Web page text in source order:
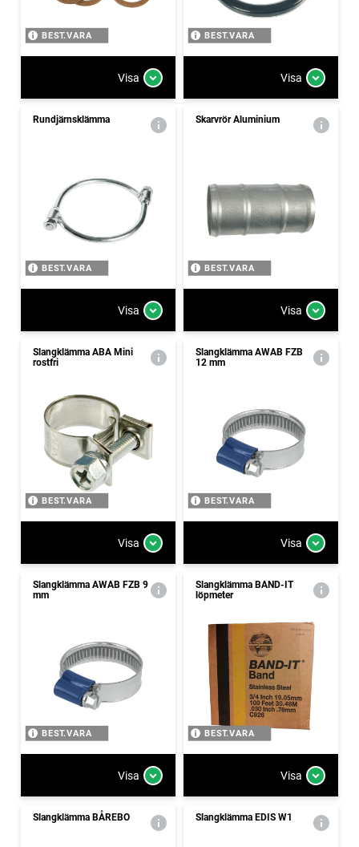
BEST.VARA
Visa
BEST.VARA
Visa
Rundjärnsklämma
BEST.VARA
Visa
Skarvrör Aluminium
BEST.VARA
Visa
Slangklämma ABA Mini
rostfri
BEST.VARA
Visa
Slangklämma AWAB FZB
12 mm
BEST.VARA
Visa
Slangklämma AWAB FZB 9
mm
BEST.VARA
Visa
Slangklämma BAND-IT
löpmeter
BEST.VARA
Visa
Slangklämma BÅREBO Slangklämma EDIS W1